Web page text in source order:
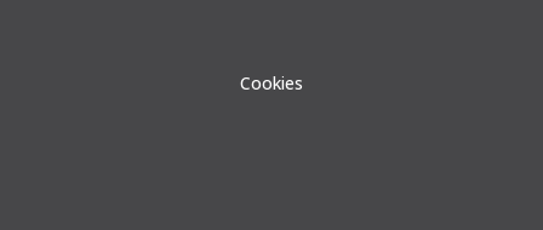
Cookies